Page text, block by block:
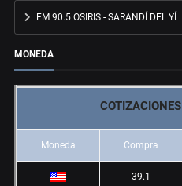
FM 90.5 OSIRIS - SARANDÍ DEL YÍ
MONEDA
COTIZACIONES
Moneda Compra
39.1